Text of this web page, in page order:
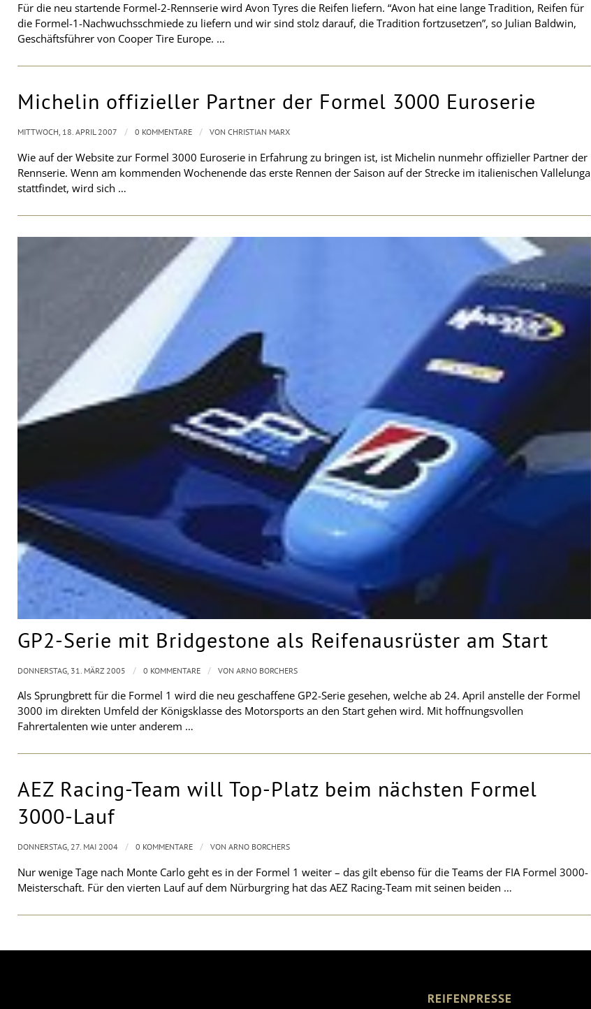
Für die neu startende Formel-2-Rennserie wird Avon Tyres die Reifen liefern. “Avon hat eine lange Tradition, Reifen für
die Formel-1-Nachwuchsschmiede zu liefern und wir sind stolz darauf, die Tradition fortzusetzen”, so Julian Baldwin,
Geschäftsführer von Cooper Tire Europe. …
Michelin offizieller Partner der Formel 3000 Euroserie
Wie auf der Website zur Formel 3000 Euroserie in Erfahrung zu bringen ist, ist Michelin nunmehr offizieller Partner der
Rennserie. Wenn am kommenden Wochenende das erste Rennen der Saison auf der Strecke im italienischen Vallelunga
stattfindet, wird sich …
MITTWOCH, 18. APRIL 2007 / 0 KOMMENTARE / VON CHRISTIAN MARX
GP2-Serie mit Bridgestone als Reifenausrüster am Start
Als Sprungbrett für die Formel 1 wird die neu geschaffene GP2-Serie gesehen, welche ab 24. April anstelle der Formel
3000 im direkten Umfeld der Königsklasse des Motorsports an den Start gehen wird. Mit hoffnungsvollen
Fahrertalenten wie unter anderem …
DONNERSTAG, 31. MÄRZ 2005 / 0 KOMMENTARE / VON ARNO BORCHERS
AEZ Racing-Team will Top-Platz beim nächsten Formel
3000-Lauf
Nur wenige Tage nach Monte Carlo geht es in der Formel 1 weiter – das gilt ebenso für die Teams der FIA Formel 3000-
Meisterschaft. Für den vierten Lauf auf dem Nürburgring hat das AEZ Racing-Team mit seinen beiden …
DONNERSTAG, 27. MAI 2004 / 0 KOMMENTARE / VON ARNO BORCHERS
REIFENPRESSE